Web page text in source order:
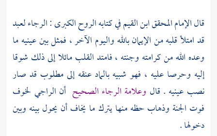
قال الإمام المحققابن القيمفي كتابه الروح الكبرى : الرجاء لعبد
قد امتلأ قلبه من الإيمان بالله واليوم الآخر ، فمثل بين عينيه ما
وعده الله من كرامته وجنته ، فامتد القلب مائلا إلى ذلك شوقا
إليه وحرصا عليه ، فهو شبيه بالماد عنقه إلى مطلوب قد صار
نصب عينيه . قال وعلامة الرجاء الصحيح أن الراجي لخوف
فوت الجنة وذهاب حظه منها يترك ما يخاف أن يحول بينه وبين
دخولها .